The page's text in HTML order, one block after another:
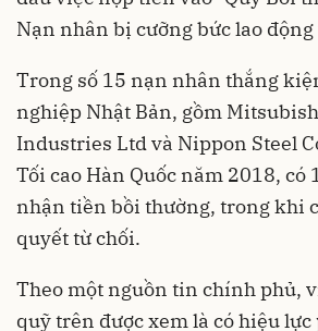
Nạn nhân bị cưỡng bức lao
Trong số 15 nạn nhân thắng
nghiệp Nhật Bản, gồm
Industries Ltd và Nippon Steel
Tối cao Hàn Quốc năm 2018, có
nhận tiền bồi thường, trong khi
quyết từ chối.
Theo một nguồn tin chính phủ,
quỹ trên được xem là có hiệu